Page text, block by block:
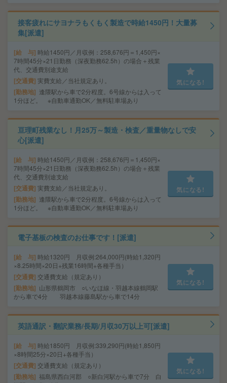
接客疲れにサヨナラもくもく製造で時給1450円！大量募
集[派遣]
給 与 時給1450円／月収例：258,676円＝1,450円×
7時間45分×21日勤務（深夜勤務62.5h）の場合＋残業
代、交通費別途支給
交通費 実費支給／当社規定あり。
勤務地
逢隈駅から車で2分程度。6号線からは入って
1分ほど。 ※自動車通勤OK／無料駐車場あり
気になる!
亘理町残業なし！月25万～製造・検査／重量物なしで安
心[派遣]
給 与 時給1450円／月収例：258,676円＝1,450円×
7時間45分×21日勤務（深夜勤務62.5h）の場合＋残業
代、交通費別途支給
交通費 実費支給／当社規定あり。
勤務地
逢隈駅から車で2分程度。6号線からは入って
1分ほど。 ※自動車通勤OK／無料駐車場あり
気になる!
電子基板の検査のお仕事です！[派遣]
給 与 時給1320円 月収例:264,000円(時給1,320円
×8.25時間×20日+残業16時間+各種手当）
交通費 交通費支給（規定あり）
勤務地
山形県鶴岡市 ○いなほ線・羽越本線鶴岡駅
から車で4分 羽越本線藤島駅から車で14分
気になる!
英語通訳・翻訳業務/長期/月収30万以上可[派遣]
給 与 時給1850円 月収例:339,290円(時給1,850円
×8時間25分×20日+各種手当）
交通費 交通費支給（規定あり）
勤務地 福島県西白河郡 ○新白河駅から車で7分 白
気になる!